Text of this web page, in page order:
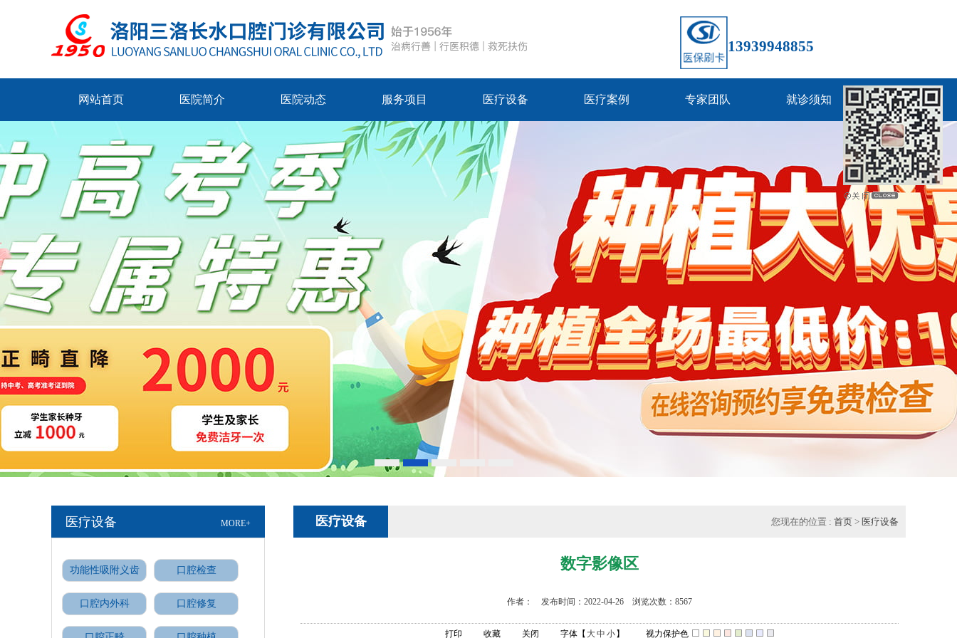
13939948855
网站首页 医院简介 医院动态 服务项目 医疗设备 医疗案例 专家团队 就诊须知
医疗设备 MORE+
功能性吸附义齿 口腔检查
口腔内外科 口腔修复
医疗设备 您现在的位置 : 首页 > 医疗设备
数字影像区
作者： 发布时间：2022-04-26 浏览次数：8567
打印 收藏 关闭 字体【 大中 小 】 视力保护色